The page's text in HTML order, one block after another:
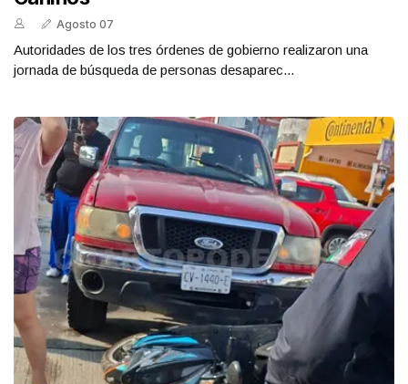
Agosto 07
Autoridades de los tres órdenes de gobierno realizaron una
jornada de búsqueda de personas desaparec...